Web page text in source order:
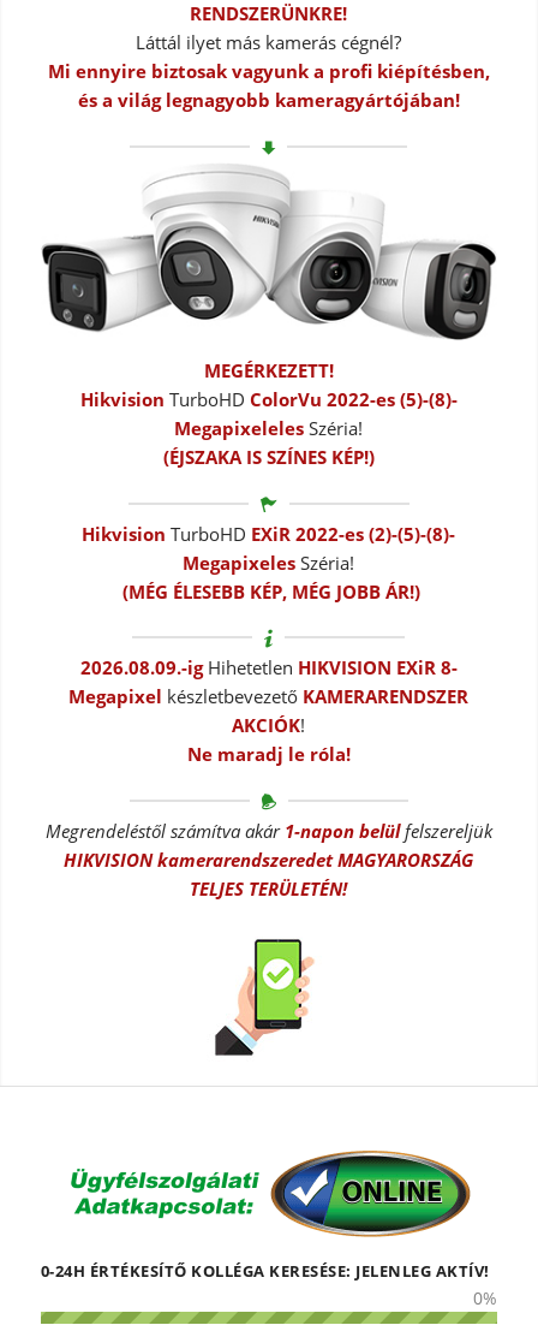
RENDSZERÜNKRE!
Láttál ilyet más kamerás cégnél?
Mi ennyire biztosak vagyunk a profi kiépítésben,
és a világ legnagyobb kameragyártójában!
MEGÉRKEZETT!
Hikvision TurboHD ColorVu 2022-es (5)-(8)-
Megapixeleles Széria!
(ÉJSZAKA IS SZÍNES KÉP!)
HikvisionTurboHD EXiR 2022-es (2)-(5)-(8)-
MegapixelesSzéria!
(MÉG ÉLESEBB KÉP, MÉG JOBB ÁR!)
2026.08.09.-igHihetetlen HIKVISION EXiR 8-
Megapixel készletbevezető KAMERARENDSZER
AKCIÓK!
Ne maradj le róla!
Megrendeléstől számítva akár1-napon belülfelszereljük
HIKVISION kamerarendszeredet MAGYARORSZÁG
TELJES TERÜLETÉN!
0-24H ÉRTÉKESÍTŐ KOLLÉGA KERESÉSE: JELENLEG AKTÍV!
0%